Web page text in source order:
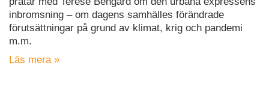
inbromsning – om dagens samhälles förändrade
förutsättningar på grund av klimat, krig och pandemi
m.m.
Läs mera »